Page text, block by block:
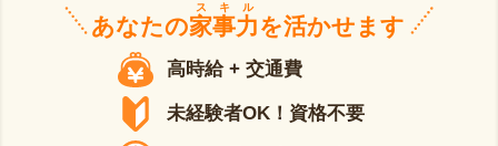
あなたの家事力
スキル
を活かせます
高時給 + 交通費
未経験者OK！資格不要